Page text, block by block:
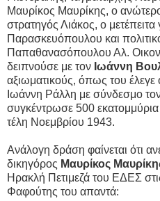
Μαυρίκος Μαυρίκης, ο
στρατηγός Λιάκος, ο
Παρασκευόπουλου και
Παπαθανασόπουλου Αλ.
δειπνούσε με τον Ιωάννη
αξιωματικούς, όπως του έλεγε
Ιωάννη Ράλλη με σύνδεσμο
συγκέντρωσε 500
τέλη Νοεμβρίου 1943.
Ανάλογη δράση φαίνεται ότι
δικηγόρος Μαυρίκος Μαυρίκη
Ηρακλή Πετιμεζά του ΕΔΕΣ
Φαφούτης του απαντά: